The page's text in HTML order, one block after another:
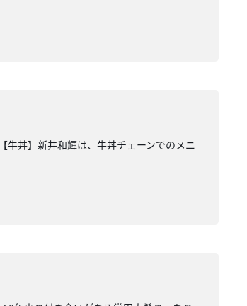
牛丼】新井和輝は、牛丼チェーンでのメニ